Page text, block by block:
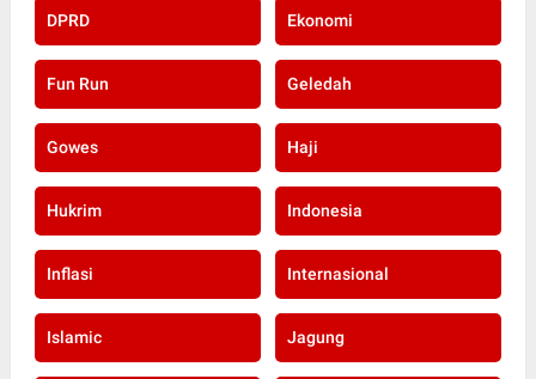
DPRD Ekonomi
Fun Run Geledah
Gowes Haji
Hukrim Indonesia
Inflasi Internasional
Islamic Jagung